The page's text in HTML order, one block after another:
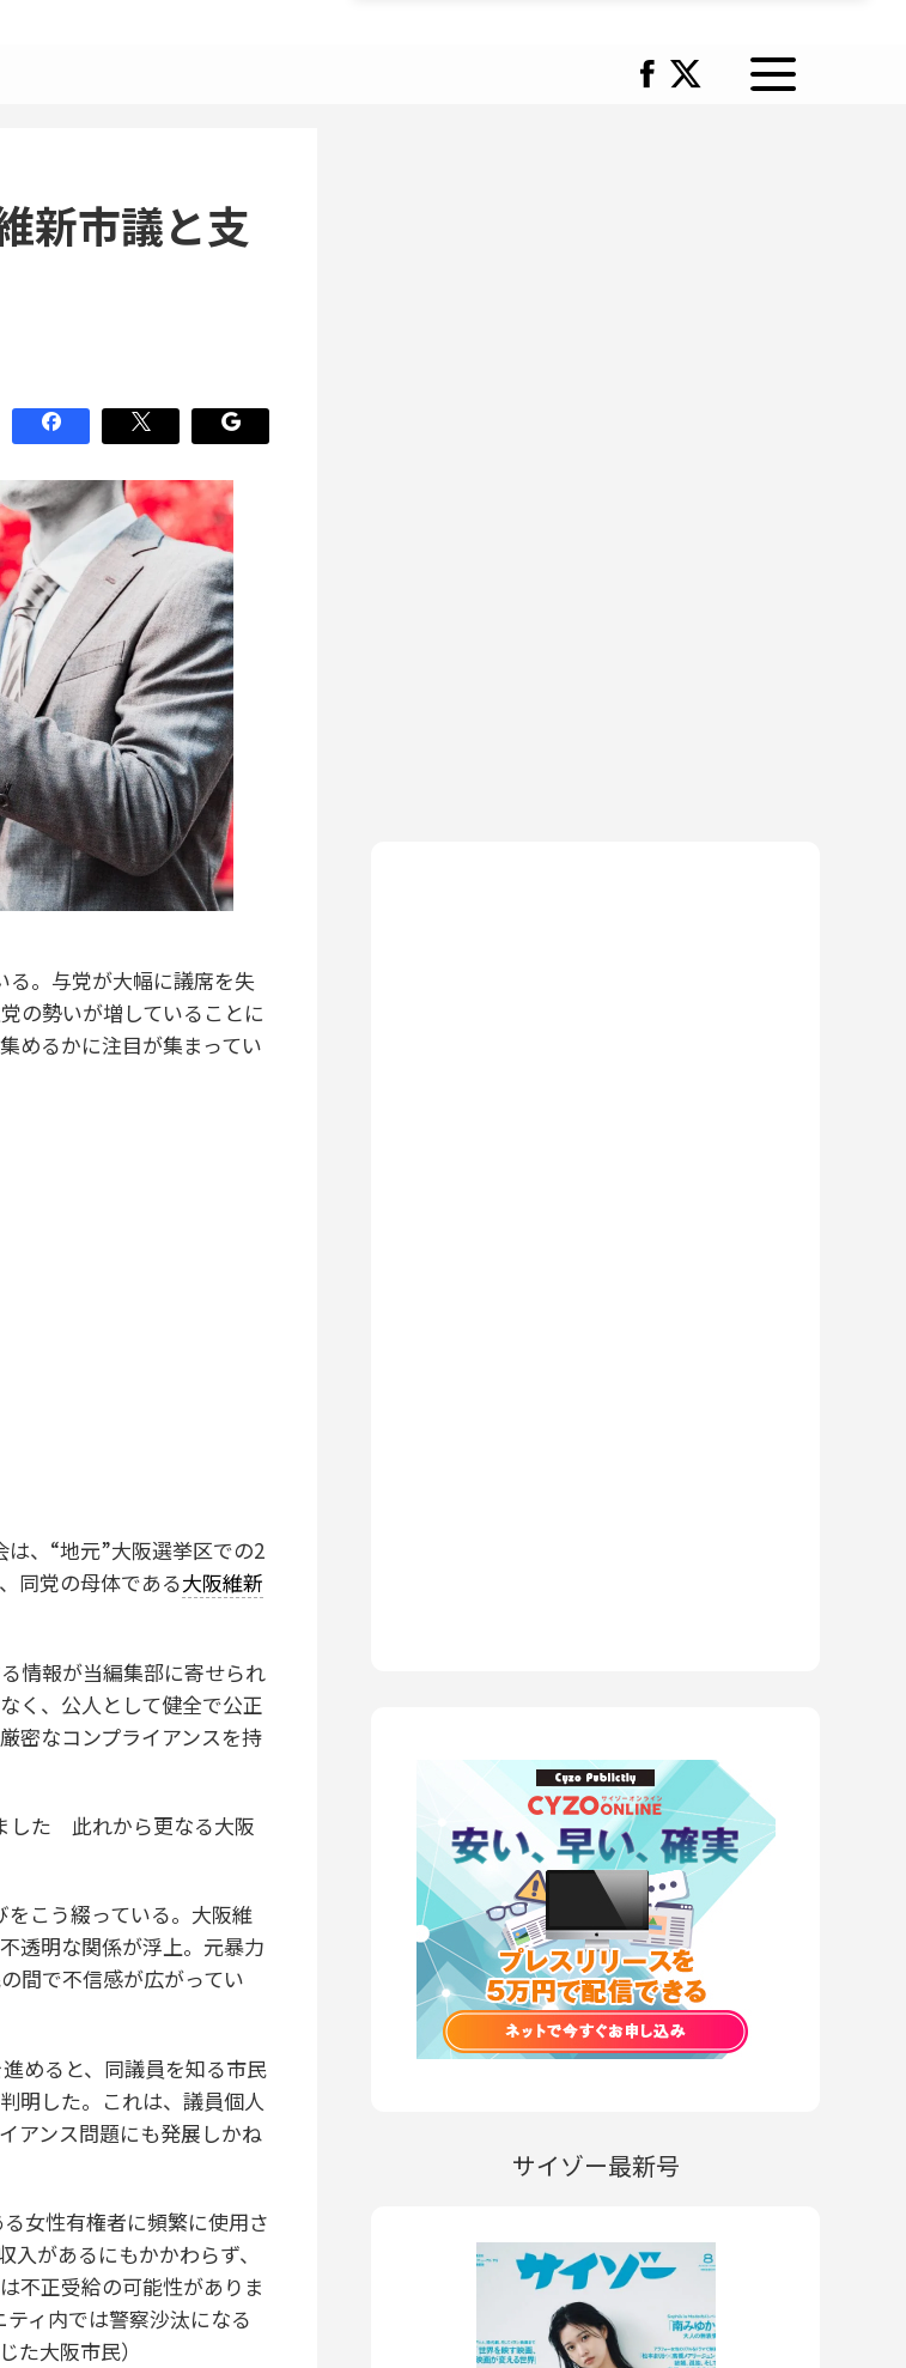
新市議と支
。与党が大幅に議席を失
の勢いが増していることに
めるかに注目が集まってい
、“地元”大阪選挙区での2
同党の母体である大阪維新
情報が当編集部に寄せられ
く、公人として健全で公正
密なコンプライアンスを持
した 此れから更なる大阪
こう綴っている。大阪維
透明な関係が浮上。元暴力
間で不信感が広がってい
めると、同議員を知る市民
明した。これは、議員個人
アンス問題にも発展しかね
女性有権者に頻繁に使用さ
があるにもかかわらず、
不正受給の可能性がありま
ィ内では警察沙汰になる
た大阪市民）
サイゾー最新号